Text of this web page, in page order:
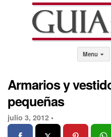
Menu
Armarios y
pequeñas
julio 3, 2012 •